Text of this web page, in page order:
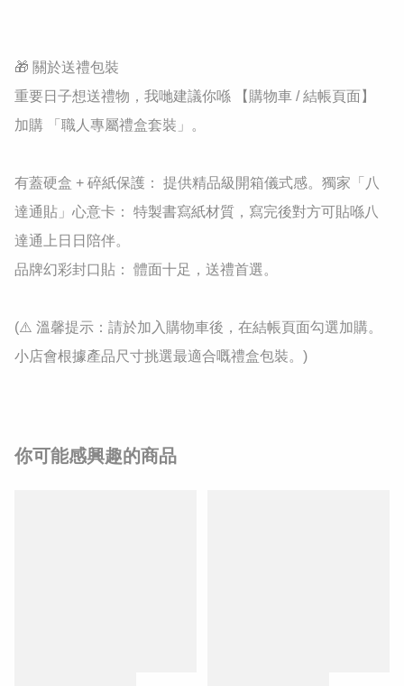
🎁 關於送禮包裝
重要日子想送禮物，我哋建議你喺 【購物車 / 結帳頁面】
加購 「職人專屬禮盒套裝」。
有蓋硬盒 + 碎紙保護： 提供精品級開箱儀式感。獨家「八
達通貼」心意卡： 特製書寫紙材質，寫完後對方可貼喺八
達通上日日陪伴。
品牌幻彩封口貼： 體面十足，送禮首選。
(⚠️ 溫馨提示：請於加入購物車後，在結帳頁面勾選加購。
小店會根據產品尺寸挑選最適合嘅禮盒包裝。)
你可能感興趣的商品